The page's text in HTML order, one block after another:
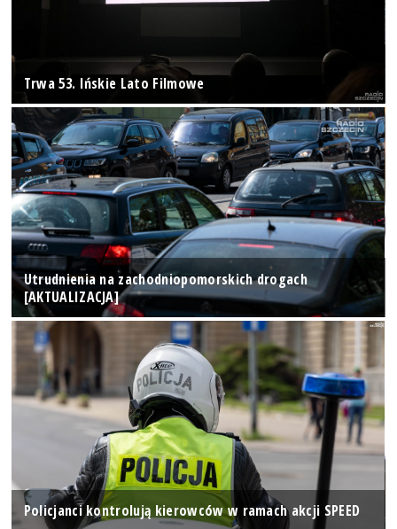
Trwa 53. Ińskie Lato Filmowe
Utrudnienia na zachodniopomorskich drogach
[AKTUALIZACJA]
Policjanci kontrolują kierowców w ramach akcji SPEED